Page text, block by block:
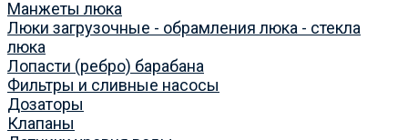
Манжеты люка
Люки загрузочные - обрамления люка - стекла
люка
Лопасти (ребро) барабана
Фильтры и сливные насосы
Дозаторы
Клапаны